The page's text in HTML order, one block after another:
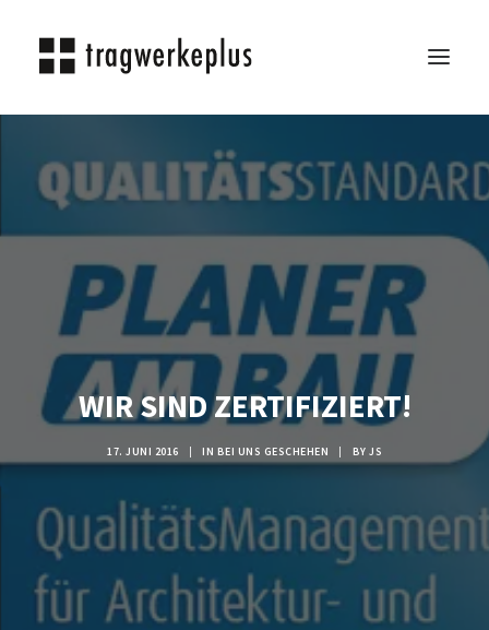
TRAGWERKEPLUS
BLOG
REFERENZEN
ÜBER UNS
KARRIERE
KONTAKT
SEARCH
WIR SIND ZERTIFIZIERT!
17. JUNI 2016 | IN BEI UNS GESCHEHEN | BY JS